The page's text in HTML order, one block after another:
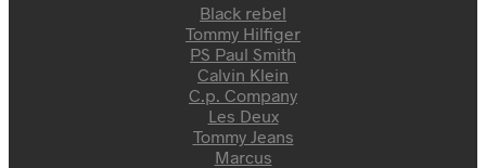
Black rebel
Tommy Hilfiger
PS Paul Smith
Calvin Klein
C.p. Company
Les Deux
Tommy Jeans
Marcus